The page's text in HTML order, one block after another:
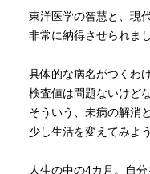
東洋医学の智慧と、現
非常に納得させられまし
具体的な病名がつくわ
検査値は問題ないけど
そういう、未病の解消と
少し生活を変えてみよ
人生の中の4カ月。自